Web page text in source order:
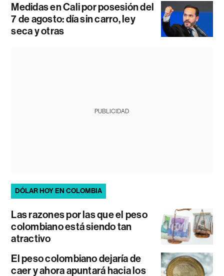
Medidas en Cali por posesión del
7 de agosto: día sin carro, ley
seca y otras
PUBLICIDAD
DÓLAR HOY EN COLOMBIA
Las razones por las que el peso
colombiano está siendo tan
atractivo
El peso colombiano dejaría de
caer y ahora apuntará hacia los